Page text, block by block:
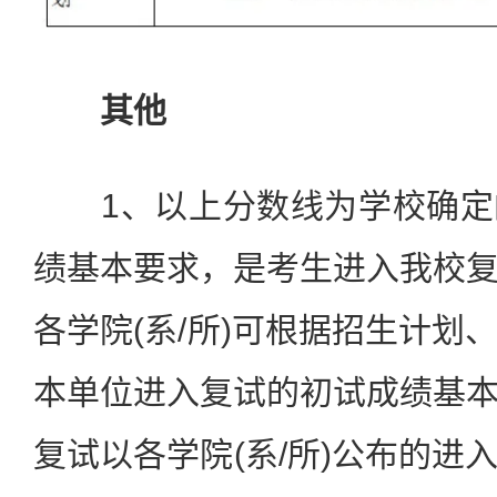
其他
1、以上分数线为学校确定
绩基本要求，是考生进入我校
各学院(系/所)可根据招生计划
本单位进入复试的初试成绩基
复试以各学院(系/所)公布的进